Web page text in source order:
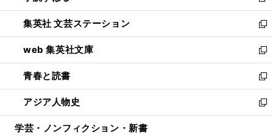
開
く
ウ
ィ
ン
ド
ウ
で
開
く
し
い
ウ
ィ
ン
ド
ウ
で
開
集英社 文芸ステーション
新
し
い
ウ
ィ
ン
ド
ウ
web 集英社文庫
新
し
い
ウ
ィ
ン
青春と読書
新
し
い
ウ
アジア人物史
新
し
学芸・ノンフィクション・新書